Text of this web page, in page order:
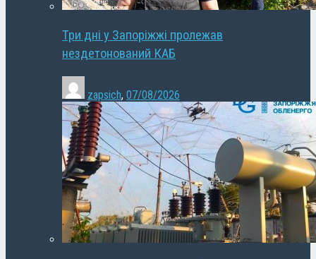
Три дні у Запоріжжі пролежав
нездетонований КАБ
zapsich, 07/08/2026